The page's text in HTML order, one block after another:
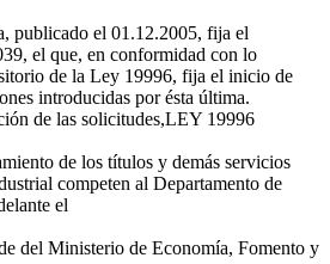
el 01.12.2005, fija el
el que, en conformidad con lo
de la Ley 19996, fija el inicio de
introducidas por ésta última.
de las solicitudes,LEY 19996
de los títulos y demás servicios
competen al Departamento de
el
del Ministerio de Economía, Fomento y